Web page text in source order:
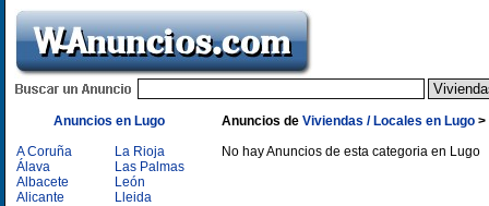
Anuncios en Lugo
A Coruña
Álava
Albacete
Alicante
La Rioja
Las Palmas
León
Lleida
Anuncios de Viviendas / Locales en Lugo >
No hay Anuncios de esta categoria en Lugo